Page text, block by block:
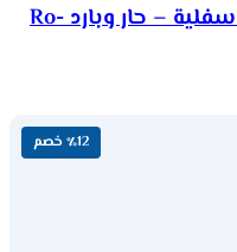
برادة موية ستاند ارو – حافظة سفلية – حار وبارد Ro-
٪12 خصم